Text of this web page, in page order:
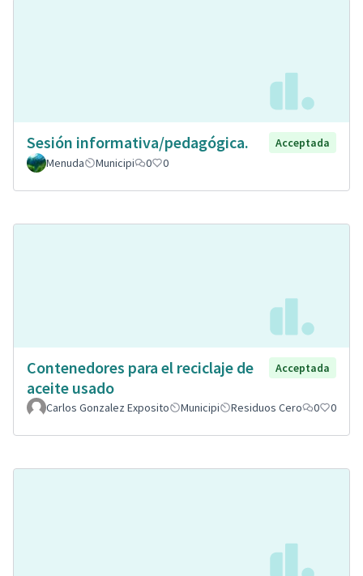
Sesión informativa/pedagógica.
Acceptada
Menuda
Municipi 0 0
Contenedores para el reciclaje de
aceite usado
Acceptada
Carlos Gonzalez Exposito Municipi Residuos Cero 0 0